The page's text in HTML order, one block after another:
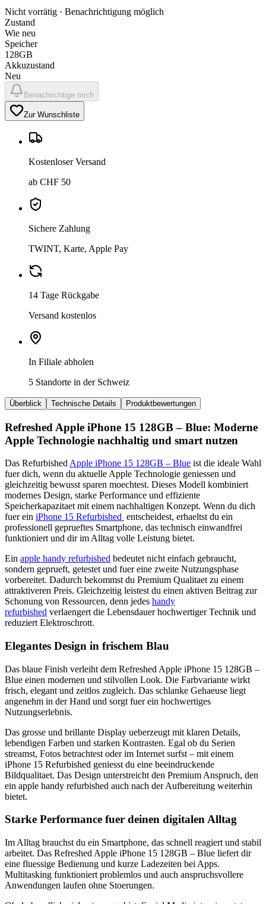
Nicht vorrätig · Benachrichtigung möglich
Zustand
Wie neu
Speicher
128GB
Akkuzustand
Neu
Benachrichtige mich
Zur Wunschliste
Kostenloser Versand
ab CHF 50
Sichere Zahlung
TWINT, Karte, Apple Pay
14 Tage Rückgabe
Versand kostenlos
In Filiale abholen
5 Standorte in der Schweiz
Überblick Technische Details Produktbewertungen
Refreshed Apple iPhone 15 128GB – Blue: Moderne
Apple Technologie nachhaltig und smart nutzen
Das Refurbished Apple iPhone 15 128GB – Blue ist die ideale Wahl
fuer dich, wenn du aktuelle Apple Technologie geniessen und
gleichzeitig bewusst sparen moechtest. Dieses Modell kombiniert
modernes Design, starke Performance und effiziente
Speicherkapazitaet mit einem nachhaltigen Konzept. Wenn du dich
fuer ein iPhone 15 Refurbished entscheidest, erhaeltst du ein
professionell geprueftes Smartphone, das technisch einwandfrei
funktioniert und dir im Alltag volle Leistung bietet.
Ein apple handy refurbished bedeutet nicht einfach gebraucht,
sondern geprueft, getestet und fuer eine zweite Nutzungsphase
vorbereitet. Dadurch bekommst du Premium Qualitaet zu einem
attraktiveren Preis. Gleichzeitig leistest du einen aktiven Beitrag zur
Schonung von Ressourcen, denn jedes handy
refurbished verlaengert die Lebensdauer hochwertiger Technik und
reduziert Elektroschrott.
Elegantes Design in frischem Blau
Das blaue Finish verleiht dem Refreshed Apple iPhone 15 128GB –
Blue einen modernen und stilvollen Look. Die Farbvariante wirkt
frisch, elegant und zeitlos zugleich. Das schlanke Gehaeuse liegt
angenehm in der Hand und sorgt fuer ein hochwertiges
Nutzungserlebnis.
Das grosse und brillante Display ueberzeugt mit klaren Details,
lebendigen Farben und starken Kontrasten. Egal ob du Serien
streamst, Fotos betrachtest oder im Internet surfst – mit einem
iPhone 15 Refurbished geniesst du eine beeindruckende
Bildqualitaet. Das Design unterstreicht den Premium Anspruch, den
ein apple handy refurbished auch nach der Aufbereitung weiterhin
bietet.
Starke Performance fuer deinen digitalen Alltag
Im Alltag brauchst du ein Smartphone, das schnell reagiert und stabil
arbeitet. Das Refreshed Apple iPhone 15 128GB – Blue liefert dir
eine fluessige Bedienung und kurze Ladezeiten bei Apps.
Multitasking funktioniert problemlos und auch anspruchsvollere
Anwendungen laufen ohne Stoerungen.